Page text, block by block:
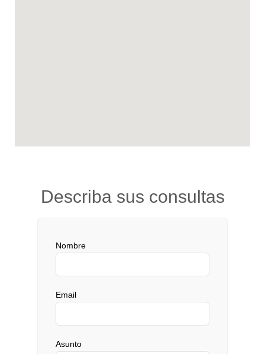
Describa sus consultas
Nombre
Email
Asunto